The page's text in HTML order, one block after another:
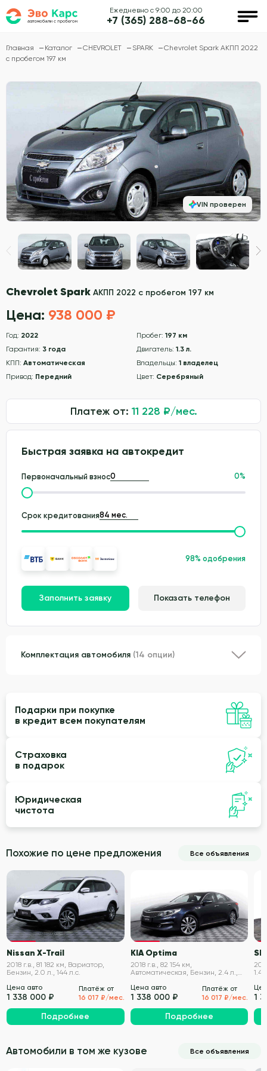
Ежедневно с 9:00 до 20:00
+7 (365) 288-68-66
Главная Каталог CHEVROLET SPARK
Chevrolet Spark АКПП 2022
с пробегом 197 км
Chevrolet Spark АКПП 2022 с пробегом 197 км
Цена: 938 000 ₽
Год: 2022 Пробег: 197 км
Гарантия: 3 года Двигатель: 1.3 л.
КПП: Автоматическая Владельцы: 1 владелец
Привод: Передний Цвет: Серебряный
Платеж от: 11 228 ₽/мес.
Быстрая заявка на автокредит
Первоначальный взнос 0%
Срок кредитования
98% одобрения
Заполнить заявку Показать телефон
VIN проверен
Комплектация автомобиля (14 опции)
Подарки при покупке
в кредит всем покупателям
Страховка
в подарок
Юридическая
чистота
Похожие по цене предложения Все объявления
VIN проверен
Nissan X-Trail
2018 г.в., 81 182 км, Вариатор,
Бензин, 2.0 л., 144 л.с.
Цена авто
1 338 000 ₽
Платёж от
16 017 ₽/мес.
Подробнее
VIN проверен
KIA Optima
2018 г.в., 82 154 км,
Автоматическая, Бензин, 2.4 л.,
Цена авто
1 338 000 ₽
Платёж от
16 017 ₽/мес.
Подробнее
1.4
1
Автомобили в том же кузове Все объявления